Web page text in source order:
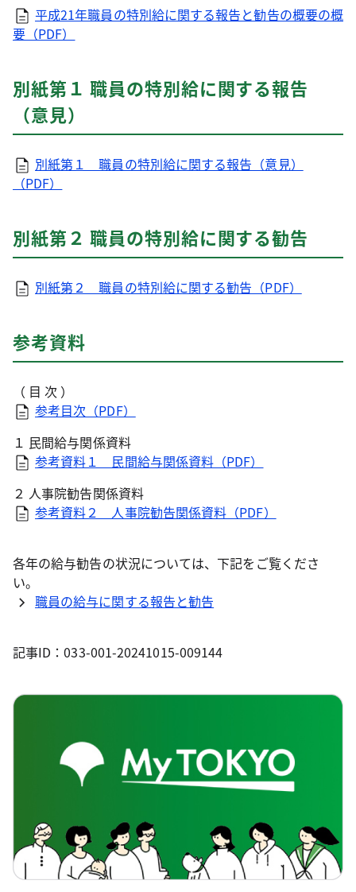
平成21年職員の特別給に関する報告と勧告の概要の概
要（PDF）
別紙第１ 職員の特別給に関する報告
（意見）
別紙第１ 職員の特別給に関する報告（意見）
（PDF）
別紙第２ 職員の特別給に関する勧告
別紙第２ 職員の特別給に関する勧告（PDF）
参考資料
（ 目 次 ）
参考目次（PDF）
１ 民間給与関係資料
参考資料１ 民間給与関係資料（PDF）
２ 人事院勧告関係資料
参考資料２ 人事院勧告関係資料（PDF）
各年の給与勧告の状況については、下記をご覧くださ
い。
職員の給与に関する報告と勧告
記事ID：033-001-20241015-009144